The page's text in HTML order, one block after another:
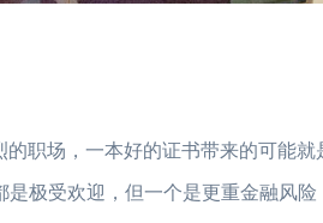
职场，一本好的证书带来的可能
极受欢迎，但一个是更重金融风险